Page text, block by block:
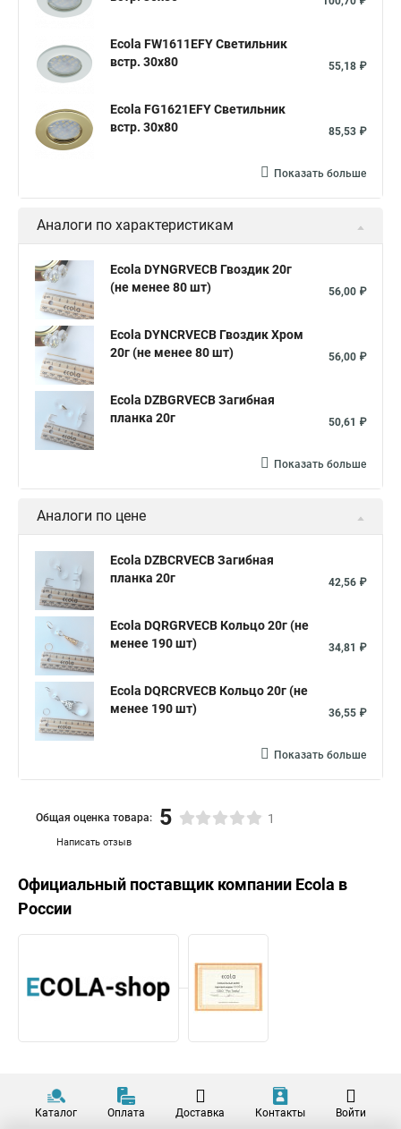
Ecola FW1611EFY Светильник
встр. 30x80
55,18 ₽
Ecola FG1621EFY Светильник
встр. 30x80
85,53 ₽
Показать больше
Аналоги по характеристикам
Ecola DYNGRVECB Гвоздик 20г
(не менее 80 шт)
56,00 ₽
Ecola DYNCRVECB Гвоздик Хром
20г (не менее 80 шт)
56,00 ₽
Ecola DZBGRVECB Загибная
планка 20г
50,61 ₽
Показать больше
Аналоги по цене
Ecola DZBCRVECB Загибная
планка 20г
42,56 ₽
Ecola DQRGRVECB Кольцо 20г (не
менее 190 шт)
34,81 ₽
Ecola DQRCRVECB Кольцо 20г (не
менее 190 шт)
36,55 ₽
Показать больше
Написать отзыв
Общая оценка товара: 5 1
Официальный поставщик компании Ecola в
России
Каталог Оплата Доставка Контакты Войти